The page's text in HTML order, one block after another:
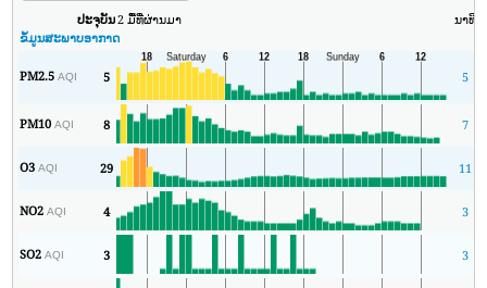
ປະຈຸບັນ2 ມື້ທີ່ຜ່ານມາ ນາທີ
ຂໍ້ມູນສະພາບອາກາດ
PM2.5AQI 5 5
PM10AQI 8 7
O3AQI 29 11
NO2AQI 4 3
SO2AQI 3 3